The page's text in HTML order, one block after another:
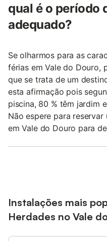
qual é o período
adequado?
Se olharmos para as
férias em Vale do Douro,
que se trata de um
esta afirmação pois
piscina, 80 % têm jardim
Não espere para
em Vale do Douro para
Instalações mais
Herdades no Vale